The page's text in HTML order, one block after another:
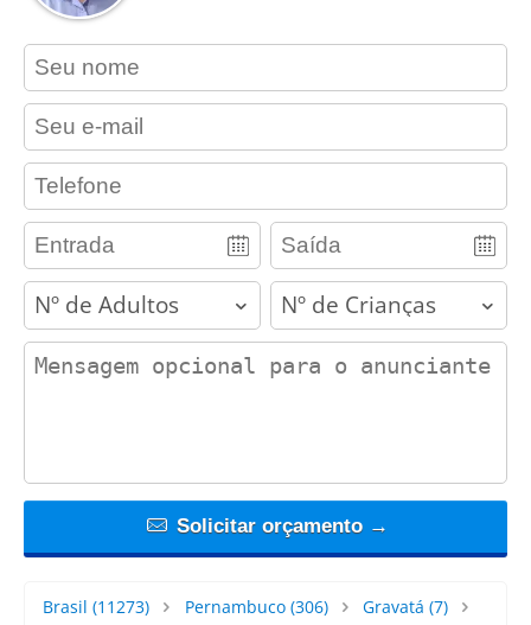
contact_name
contact_email
contact_phone
adults children
contact_message
Solicitar orçamento →
Brasil (11273) Pernambuco(306) Gravatá (7)